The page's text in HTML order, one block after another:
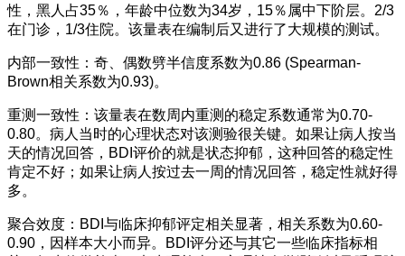
性，黑人占35％，年龄中位数为34岁，15％属中下阶层。2/3
在门诊，1/3住院。该量表在编制后又进行了大规模的测试。
内部一致性：奇、偶数劈半信度系数为0.86 (Spearman-
Brown相关系数为0.93)。
重测一致性：该量表在数周内重测的稳定系数通常为0.70-
0.80。病人当时的心理状态对该测验很关键。如果让病人按当
天的情况回答，BDI评价的就是状态抑郁，这种回答的稳定性
肯定不好；如果让病人按过去一周的情况回答，稳定性就好得
多。
聚合效度：BDI与临床抑郁评定相关显著，相关系数为0.60-
0.90，因样本大小而异。BDI评分还与其它一些临床指标相